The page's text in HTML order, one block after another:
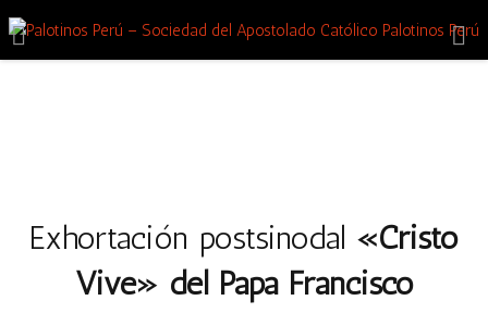
Exhortación postsinodal «Cristo
Vive» del Papa Francisco